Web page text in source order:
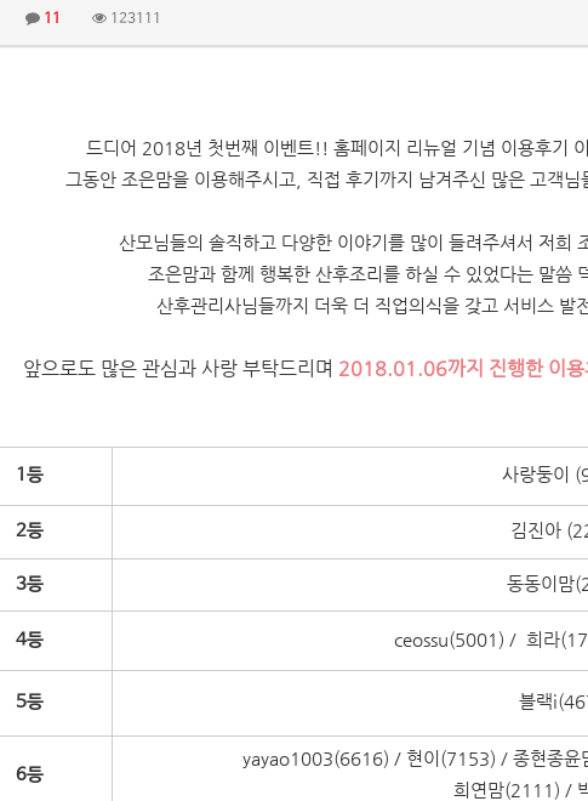
11 123111
드디어 2018년 첫번째 이벤트!! 홈페이지 리뉴얼 기념 이용후기
그동안 조은맘을 이용해주시고, 직접 후기까지 남겨주신 많은 고객
산모님들의 솔직하고 다양한 이야기를 많이 들려주셔서 저희
조은맘과 함께 행복한 산후조리를 하실 수 있었다는 말씀
산후관리사님들까지 더욱 더 직업의식을 갖고 서비스
앞으로도 많은 관심과 사랑 부탁드리며 2018.01.06까지 진행한 이용
1등 사랑둥이
2등 김진아
3등 동동이맘
4등 ceossu(5001) / 희라
5등 블랙
6등
yayao1003(6616) / 현이(7153) / 종현종
희연맘(2111) /